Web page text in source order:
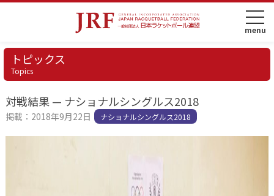
トピックス
Topics
対戦結果 — ナショナルシングルス2018
掲載：2018年9月22日 ナショナルシングルス2018